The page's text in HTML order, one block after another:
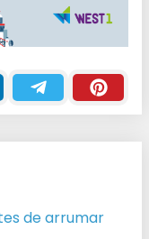
de arrumar